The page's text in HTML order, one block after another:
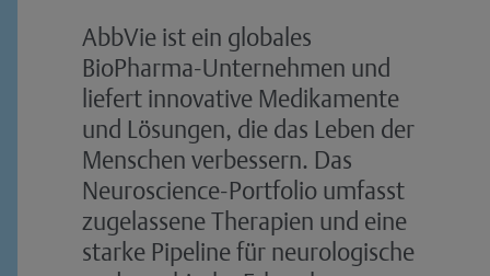
AbbVie ist ein globales
BioPharma-Unternehmen und
liefert innovative Medikamente
und Lösungen, die das Leben der
Menschen verbessern. Das
Neuroscience-Portfolio umfasst
zugelassene Therapien und eine
starke Pipeline für neurologische